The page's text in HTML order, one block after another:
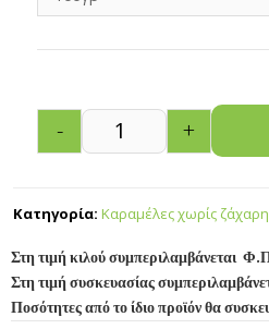
- +
Κατηγορία: Καραμέλες χωρίς ζάχαρη
Στη τιμή κιλού συμπεριλαμβάνεται
Στη τιμή συσκευασίας
Ποσότητες από το ίδιο προϊόν θα